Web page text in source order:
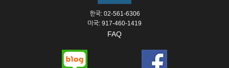
한국: 02-561-6306
미국: 917-460-1419
FAQ